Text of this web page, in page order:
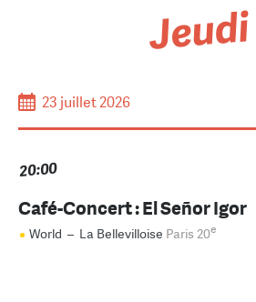
Jeudi
23 juillet 2026
20:00
Café-Concert : El Señor Igor
World – La Bellevilloise Paris 20e